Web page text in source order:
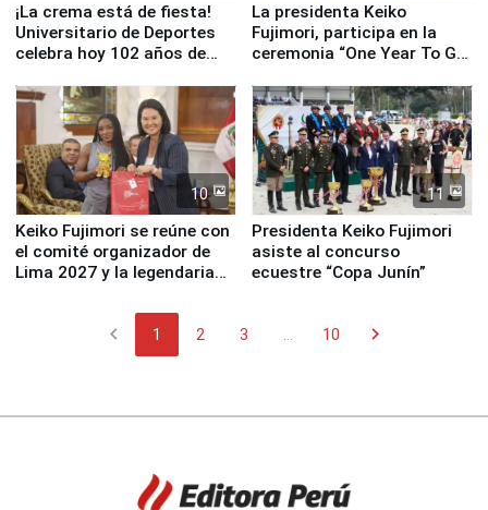
¡La crema está de fiesta!
Universitario de Deportes
celebra hoy 102 años de
La presidenta Keiko
Fujimori, participa en la
ceremonia “One Year To Go
10
Keiko Fujimori se reúne con
el comité organizador de
Lima 2027 y la legendaria
11
Presidenta Keiko Fujimori
asiste al concurso
ecuestre “Copa Junín”
chevron_left 1 2 3 10 chevron_right